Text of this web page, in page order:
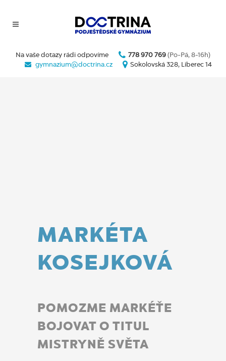
Na vaše dotazy rádi odpovíme 778 970 769 (Po-Pá, 8-16h)
gymnazium@doctrina.cz
Sokolovská 328, Liberec 14
MARKÉTA
KOSEJKOVÁ
POMOZME MARKÉŤE
BOJOVAT O TITUL
MISTRYNĚ SVĚTA